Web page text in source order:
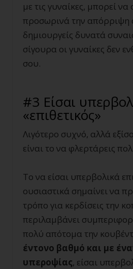
με τις γυναίκες, μπορεί να
προσωρινά την απόρριψη
δημιουργείς δυνατά
σίγουρα οι γυναίκες δεν
σου.
#3 Είσαι
«επιθετικός»
Λιγότερο συχνό, αλλά
είναι το να φλερτάρεις
Το να είσαι υπερβολικά
ουσιαστικά σημαίνει να
τρόπο για κερδίσεις την
περιλαμβάνει
πολύ απότομα την
έντονο βαθμό και με
υπεροψίας, είσαι